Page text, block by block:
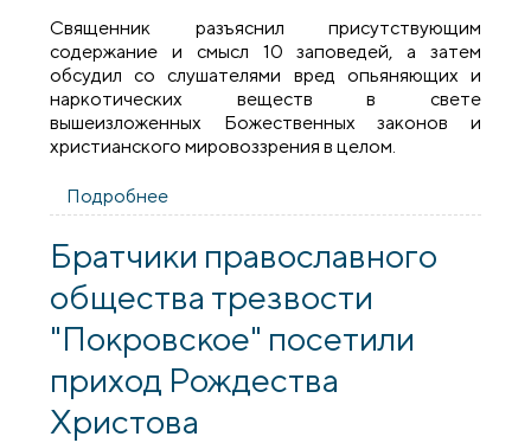
Священник разъяснил присутствующим
содержание и смысл 10 заповедей, а затем
обсудил со слушателями вред опьяняющих и
наркотических веществ в свете
вышеизложенных Божественных законов и
христианского мировоззрения в целом.
Подробнее
электротехническом колледже
Братчики православного
общества трезвости
"Покровское" посетили
приход Рождества
Христова